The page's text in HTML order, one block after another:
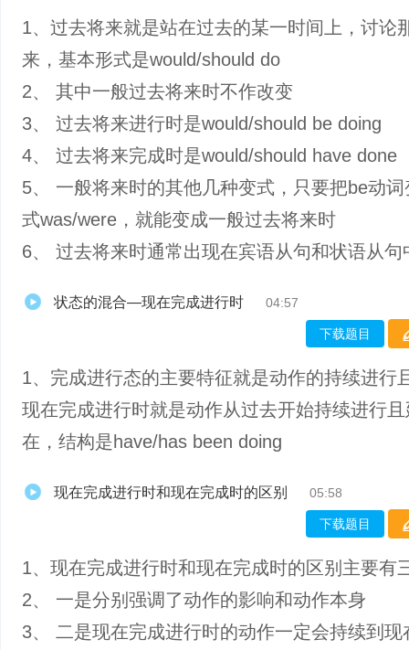
1、过去将来就是站在过去的某一时间上，讨论
来，基本形式是would/should do
2、 其中一般过去将来时不作改变
3、 过去将来进行时是would/should be doing
4、 过去将来完成时是would/should have done
5、 一般将来时的其他几种变式，只要把be动
式was/were，就能变成一般过去将来时
6、 过去将来时通常出现在宾语从句和状语从句
状态的混合—现在完成进行时 04:57
下载题目
1、完成进行态的主要特征就是动作的持续进行
现在完成进行时就是动作从过去开始持续进行
在，结构是have/has been doing
现在完成进行时和现在完成时的区别 05:58
下载题目
1、现在完成进行时和现在完成时的区别主要有
2、 一是分别强调了动作的影响和动作本身
3、 二是现在完成进行时的动作一定会持续到现